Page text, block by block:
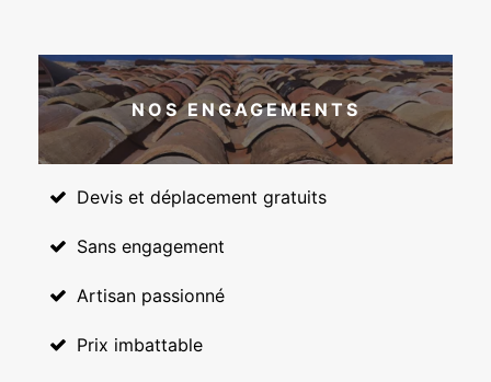
NOS ENGAGEMENTS
Devis et déplacement gratuits
Sans engagement
Artisan passionné
Prix imbattable